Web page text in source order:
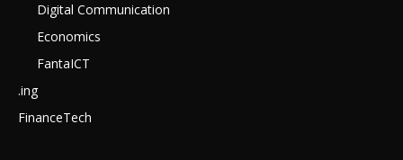
Digital Communication
Economics
FantaICT
.ing
FinanceTech